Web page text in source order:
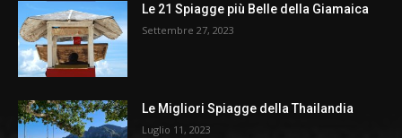
Le 21 Spiagge più Belle della Giamaica
Settembre 27, 2023
Le Migliori Spiagge della Thailandia
Luglio 11, 2023